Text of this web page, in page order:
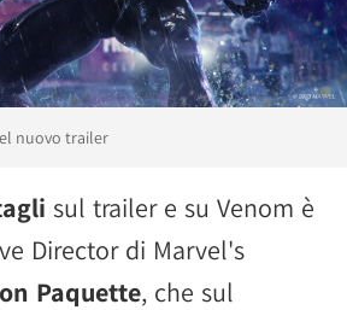
nuovo trailer
sul trailer e su Venom è
Director di Marvel's
Paquette, che sul